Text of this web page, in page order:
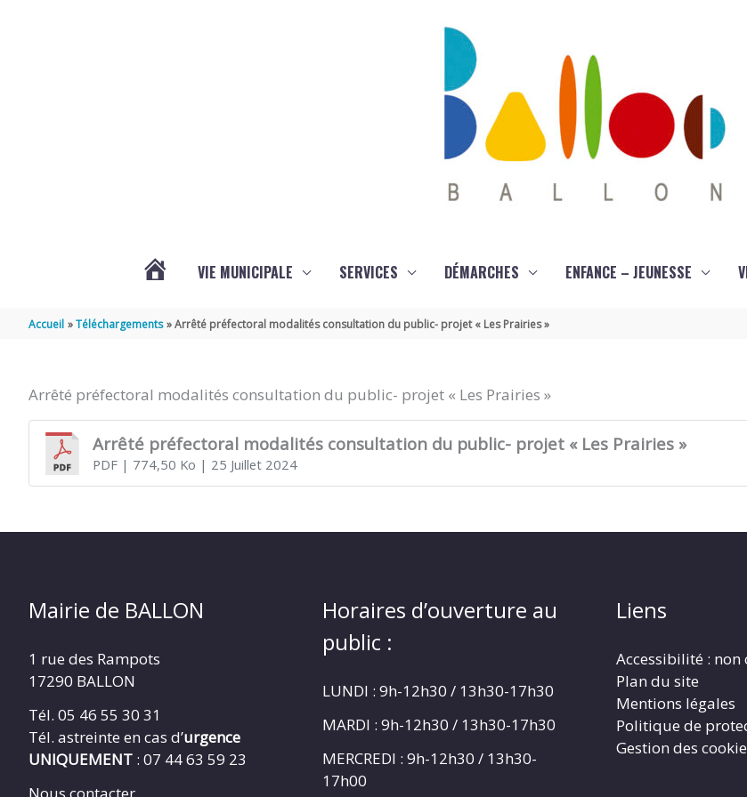
VIE MUNICIPALE SERVICES DÉMARCHES ENFANCE – JEUNESSE
Accueil Téléchargements Arrêté préfectoral modalités consultation du public- projet « Les Prairies »
Arrêté préfectoral modalités consultation du public- projet « Les Prairies »
Arrêté préfectoral modalités consultation du public- projet « Les Prairies »
PDF| 774,50 Ko | 25 Juillet 2024
Mairie de BALLON
1 rue des Rampots
17290 BALLON
Tél. 05 46 55 30 31
Tél. astreinte en cas d’urgence
UNIQUEMENT : 07 44 63 59 23
Nous contacter
Horaires d’ouverture au
public :
LUNDI : 9h-12h30 / 13h30-17h30
MARDI : 9h-12h30 / 13h30-17h30
MERCREDI : 9h-12h30 / 13h30-
17h00
Liens
Accessibilité : non
Plan du site
Mentions légales
Politique de
Gestion des